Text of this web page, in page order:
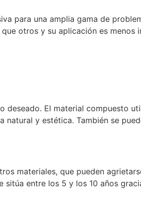
para una amplia gama de
otros y su aplicación es menos
El material compuesto
y estética. También se
materiales, que pueden
entre los 5 y los 10 años